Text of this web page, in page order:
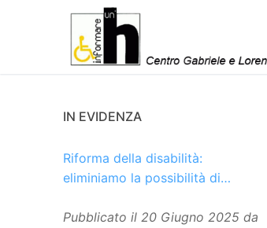
IN EVIDENZA
Riforma della disabilità:
eliminiamo la possibilità di
Pubblicato il 20 Giugno 2025 da